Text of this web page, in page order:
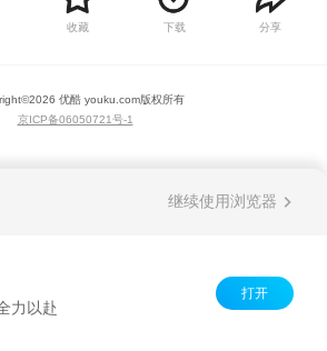
收藏 下载 分享
2026 优酷 youku.com版权所有
京ICP备06050721号-1
继续使用浏览器
力以赴
打开